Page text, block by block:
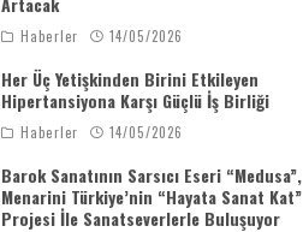
Haberler 14/05/2026
Her Üç Yetişkinden Birini Etkileyen
Hipertansiyona Karşı Güçlü İş Birliği
Haberler 14/05/2026
Barok Sanatının Sarsıcı Eseri “Medusa”,
Menarini Türkiye’nin “Hayata Sanat Kat”
Projesi İle Sanatseverlerle Buluşuyor